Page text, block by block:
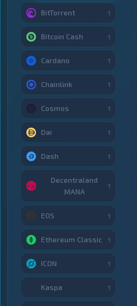
BitTorrent 1
Bitcoin Cash 1
Cardano 1
Chainlink 1
Cosmos 1
Dai 1
Dash 1
Decentraland
MANA
1
EOS 1
Ethereum Classic 1
ICON 1
Kaspa 1